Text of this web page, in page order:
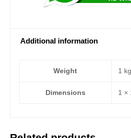
Additional information
Weight 1 kg
Dimensions 1 ×